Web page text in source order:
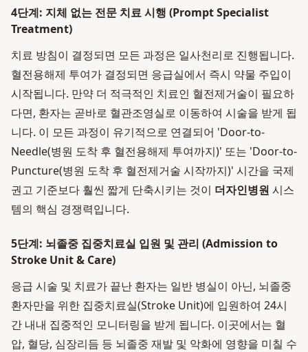
4단계: 지체 없는 전문 치료 시행 (Prompt Specialist
Treatment)
치료 방침이 결정되면 모든 과정은 일사천리로 진행됩니다.
혈전용해제 투여가 결정되면 응급실에서 즉시 약물 주입이
시작됩니다. 만약 더 적극적인 치료인 혈전제거술이 필요하
다면, 환자는 곧바로 혈관조영실로 이동하여 시술을 받게 됩
니다. 이 모든 과정이 유기적으로 연결되어 'Door-to-
Needle(병원 도착 후 혈전용해제 투여까지)' 또는 'Door-to-
Puncture(병원 도착 후 혈전제거술 시작까지)' 시간을 국제
권고 기준보다 훨씬 짧게 단축시키는 것이 더자인병원 시스
템의 핵심 경쟁력입니다.
5단계: 뇌졸중 집중치료실 입원 및 관리 (Admission to
Stroke Unit & Care)
응급 시술 및 치료가 끝난 환자는 일반 병실이 아닌, 뇌졸중
환자만을 위한 집중치료실(Stroke Unit)에 입원하여 24시
간 내내 집중적인 모니터링을 받게 됩니다. 이곳에서는 혈
압, 혈당, 심장리듬 등 뇌졸중 재발 및 악화에 영향을 미칠 수